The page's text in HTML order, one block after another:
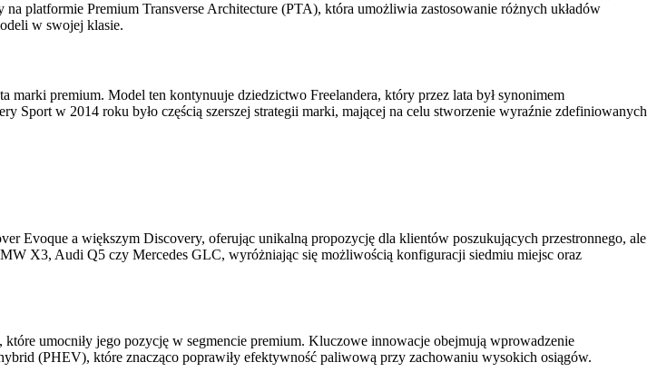
platformie Premium Transverse Architecture (PTA), która umożliwia zastosowanie różnych układów
w swojej klasie.
premium. Model ten kontynuuje dziedzictwo Freelandera, który przez lata był synonimem
w 2014 roku było częścią szerszej strategii marki, mającej na celu stworzenie wyraźnie zdefiniowanych
Evoque a większym Discovery, oferując unikalną propozycję dla klientów poszukujących przestronnego, ale
X3, Audi Q5 czy Mercedes GLC, wyróżniając się możliwością konfiguracji siedmiu miejsc oraz
umocniły jego pozycję w segmencie premium. Kluczowe innowacje obejmują wprowadzenie
(PHEV), które znacząco poprawiły efektywność paliwową przy zachowaniu wysokich osiągów.